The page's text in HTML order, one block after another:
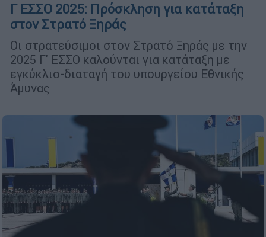
Γ ΕΣΣΟ 2025: Πρόσκληση για κατάταξη
στον Στρατό Ξηράς
Οι στρατεύσιμοι στον Στρατό Ξηράς με την
2025 Γ' ΕΣΣΟ καλούνται για κατάταξη με
εγκύκλιο-διαταγή του υπουργείου Εθνικής
Άμυνας